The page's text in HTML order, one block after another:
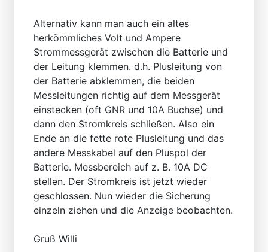
Alternativ kann man auch ein altes
herkömmliches Volt und Ampere
Strommessgerät zwischen die Batterie und
der Leitung klemmen. d.h. Plusleitung von
der Batterie abklemmen, die beiden
Messleitungen richtig auf dem Messgerät
einstecken (oft GNR und 10A Buchse) und
dann den Stromkreis schließen. Also ein
Ende an die fette rote Plusleitung und das
andere Messkabel auf den Pluspol der
Batterie. Messbereich auf z. B. 10A DC
stellen. Der Stromkreis ist jetzt wieder
geschlossen. Nun wieder die Sicherung
einzeln ziehen und die Anzeige beobachten.
Gruß Willi